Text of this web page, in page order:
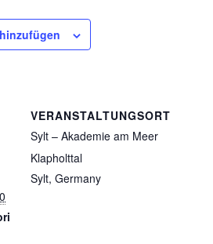
VERANSTALTUNGSORT
Sylt – Akademie am Meer
Klapholttal
Sylt, Germany